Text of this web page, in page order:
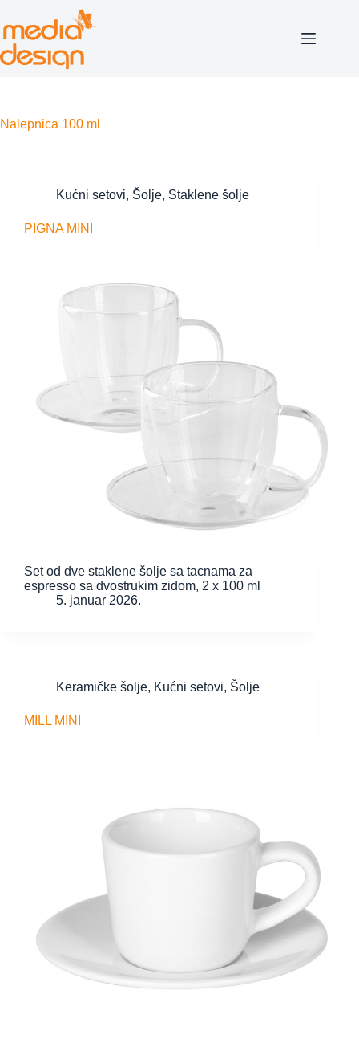
content
Nalepnica 100 ml
Kućni setovi, Šolje, Staklene šolje
PIGNA MINI
Set od dve staklene šolje sa tacnama za
espresso sa dvostrukim zidom, 2 x 100 ml
5. januar 2026.
Keramičke šolje, Kućni setovi, Šolje
MILL MINI